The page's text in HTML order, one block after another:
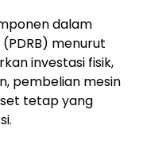
dalam
menurut
investasi fisik,
pembelian mesin
tetap yang